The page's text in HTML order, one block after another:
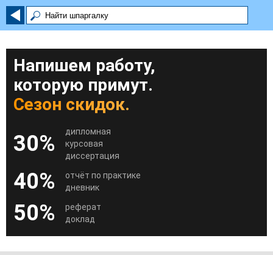
Напишем работу,
которую примут.
Сезон скидок.
30%
дипломная
курсовая
диссертация
40%
отчёт по практике
дневник
50%
реферат
доклад